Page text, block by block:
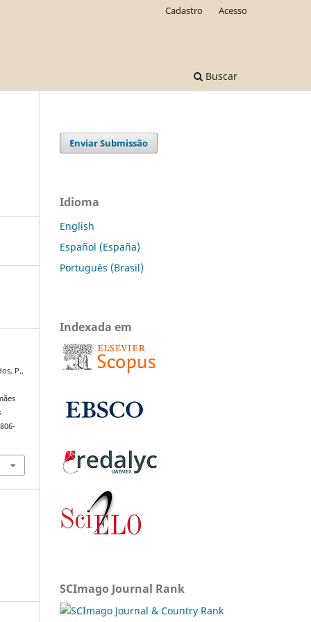
Buscar
Cadastro Acesso
P.,
Enviar Submissão
Idioma
English
Español (España)
Português (Brasil)
Indexada em
SCImago Journal Rank